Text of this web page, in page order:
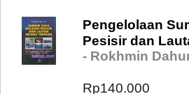
Pengelolaan
Pesisir dan
- Rokhmin
Rp140.000